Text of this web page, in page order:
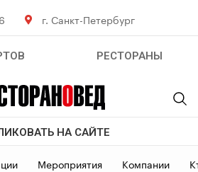
г. Санкт-Петербург
РЕСТОРАНЫ
НА САЙТЕ
Мероприятия Компании